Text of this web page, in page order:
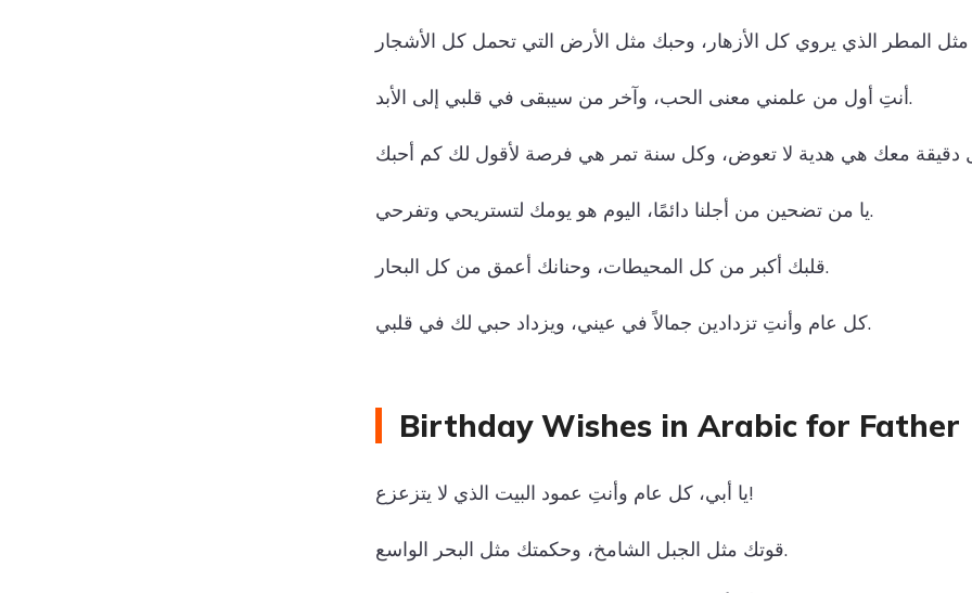
أنتِ أول من علمني معنى الحب، وآخر من سيبقى في قلبي إلى الأبد.
يا من تضحين من أجلنا دائمًا، اليوم هو يومك لتستريحي وتفرحي.
قلبك أكبر من كل المحيطات، وحنانك أعمق من كل البحار.
كل عام وأنتِ تزدادين جمالاً في عيني، ويزداد حبي لك في قلبي.
Birthday Wishes in Arabic for Father
يا أبي، كل عام وأنتِ عمود البيت الذي لا يتزعزع!
قوتك مثل الجبل الشامخ، وحكمتك مثل البحر الواسع.